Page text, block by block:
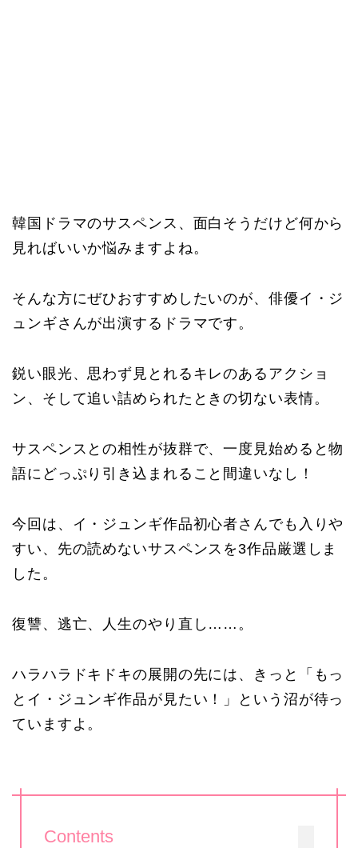
韓国ドラマのサスペンス、面白そうだけど何から
見ればいいか悩みますよね。
そんな方にぜひおすすめしたいのが、俳優イ・ジ
ュンギさんが出演するドラマです。
鋭い眼光、思わず見とれるキレのあるアクショ
ン、そして追い詰められたときの切ない表情。
サスペンスとの相性が抜群で、一度見始めると物
語にどっぷり引き込まれること間違いなし！
今回は、イ・ジュンギ作品初心者さんでも入りや
すい、先の読めないサスペンスを3作品厳選しま
した。
復讐、逃亡、人生のやり直し……。
ハラハラドキドキの展開の先には、きっと「もっ
とイ・ジュンギ作品が見たい！」という沼が待っ
ていますよ。
Contents